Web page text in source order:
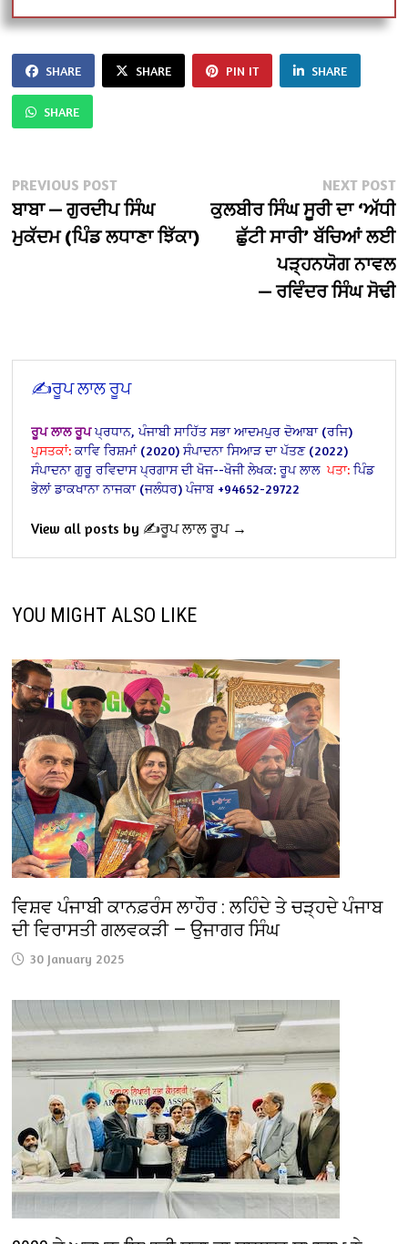
SHARE SHARE PIN IT SHARE
SHARE
Post
navigation
PREVIOUS POSTPrevious
post:
ਬਾਬਾ — ਗੁਰਦੀਪ ਸਿੰਘ
ਮੁਕੱਦਮ (ਪਿੰਡ ਲਧਾਣਾ ਝਿੱਕਾ)
NEXT POST
ਕੁਲਬੀਰ ਸਿੰਘ ਸੂਰੀ ਦਾ ‘ਅੱਧੀ
ਛੁੱਟੀ ਸਾਰੀ’ ਬੱਚਿਆਂ ਲਈ
ਪੜ੍ਹਨਯੋਗ ਨਾਵਲ
— ਰਵਿੰਦਰ ਸਿੰਘ ਸੋਢੀ
✍️ਰੂਪ ਲਾਲ ਰੂਪ
ਰੂਪ ਲਾਲ ਰੂਪ ਪ੍ਰਧਾਨ, ਪੰਜਾਬੀ ਸਾਹਿੱਤ ਸਭਾ ਆਦਮਪੁਰ ਦੋਆਬਾ (ਰਜਿ)
ਪੁਸਤਕਾਂ: ਕਾਵਿ ਰਿਸ਼ਮਾਂ (2020) ਸੰਪਾਦਨਾ ਸਿਆੜ ਦਾ ਪੱਤਣ (2022)
ਸੰਪਾਦਨਾ ਗੁਰੂ ਰਵਿਦਾਸ ਪ੍ਰਗਾਸ ਦੀ ਖੋਜ--ਖੋਜੀ ਲੇਖਕ: ਰੂਪ ਲਾਲ ਪਤਾ: ਪਿੰਡ
ਭੇਲਾਂ ਡਾਕਖਾਨਾ ਨਾਜਕਾ (ਜਲੰਧਰ) ਪੰਜਾਬ +94652-29722
View all posts by ✍️ਰੂਪ ਲਾਲ ਰੂਪ →
YOU MIGHT ALSO LIKE
ਵਿਸ਼ਵ ਪੰਜਾਬੀ ਕਾਨਫ਼ਰੰਸ ਲਾਹੌਰ : ਲਹਿੰਦੇ ਤੇ ਚੜ੍ਹਦੇ ਪੰਜਾਬ
ਦੀ ਵਿਰਾਸਤੀ ਗਲਵਕੜੀ — ਉਜਾਗਰ ਸਿੰਘ
30 January 2025